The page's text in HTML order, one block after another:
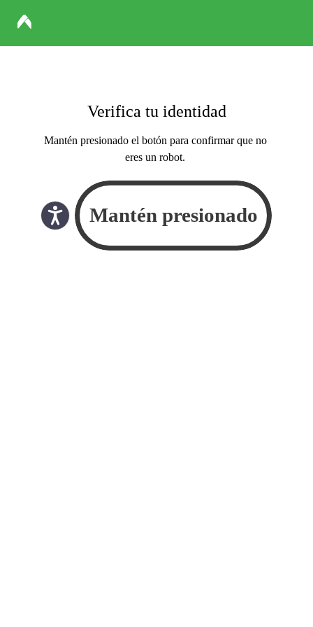
Verifica tu identidad
Mantén presionado el botón para confirmar que no
eres un robot.